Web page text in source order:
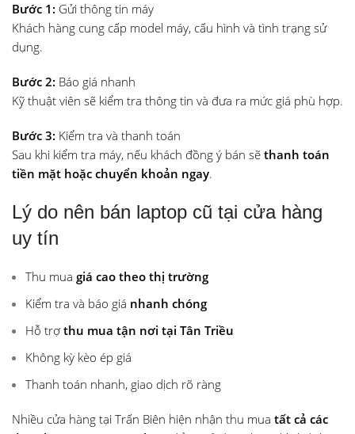
Bước 1: Gửi thông tin máy
Khách hàng cung cấp model máy, cấu hình và tình trạng sử
dụng.
Bước 2: Báo giá nhanh
Kỹ thuật viên sẽ kiểm tra thông tin và đưa ra mức giá phù hợp.
Bước 3: Kiểm tra và thanh toán
Sau khi kiểm tra máy, nếu khách đồng ý bán sẽ thanh toán
tiền mặt hoặc chuyển khoản ngay.
Lý do nên bán laptop cũ tại cửa hàng
uy tín
Thu mua giá cao theo thị trường
Kiểm tra và báo giá nhanh chóng
Hỗ trợ thu mua tận nơi tại Tân Triều
Không kỳ kèo ép giá
Thanh toán nhanh, giao dịch rõ ràng
Nhiều cửa hàng tại Trấn Biên hiện nhận thu mua tất cả các